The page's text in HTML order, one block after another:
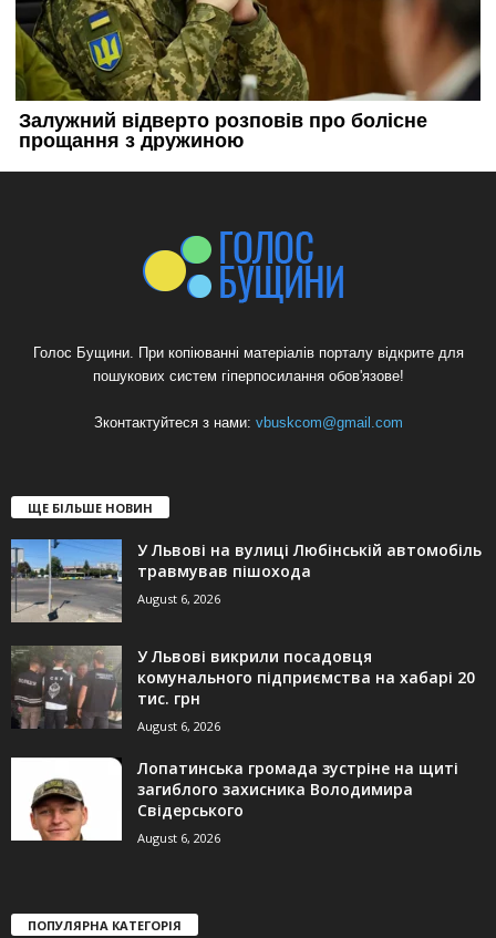
Голос Бущини. При копіюванні матеріалів порталу відкрите для
пошукових систем гіперпосилання обов'язове!
Зконтактуйтеся з нами: vbuskcom@gmail.com
ЩЕ БІЛЬШЕ НОВИН
У Львові на вулиці Любінській автомобіль
травмував пішохода
August 6, 2026
У Львові викрили посадовця
комунального підприємства на хабарі 20
тис. грн
August 6, 2026
Лопатинська громада зустріне на щиті
загиблого захисника Володимира
Свідерського
August 6, 2026
ПОПУЛЯРНА КАТЕГОРІЯ